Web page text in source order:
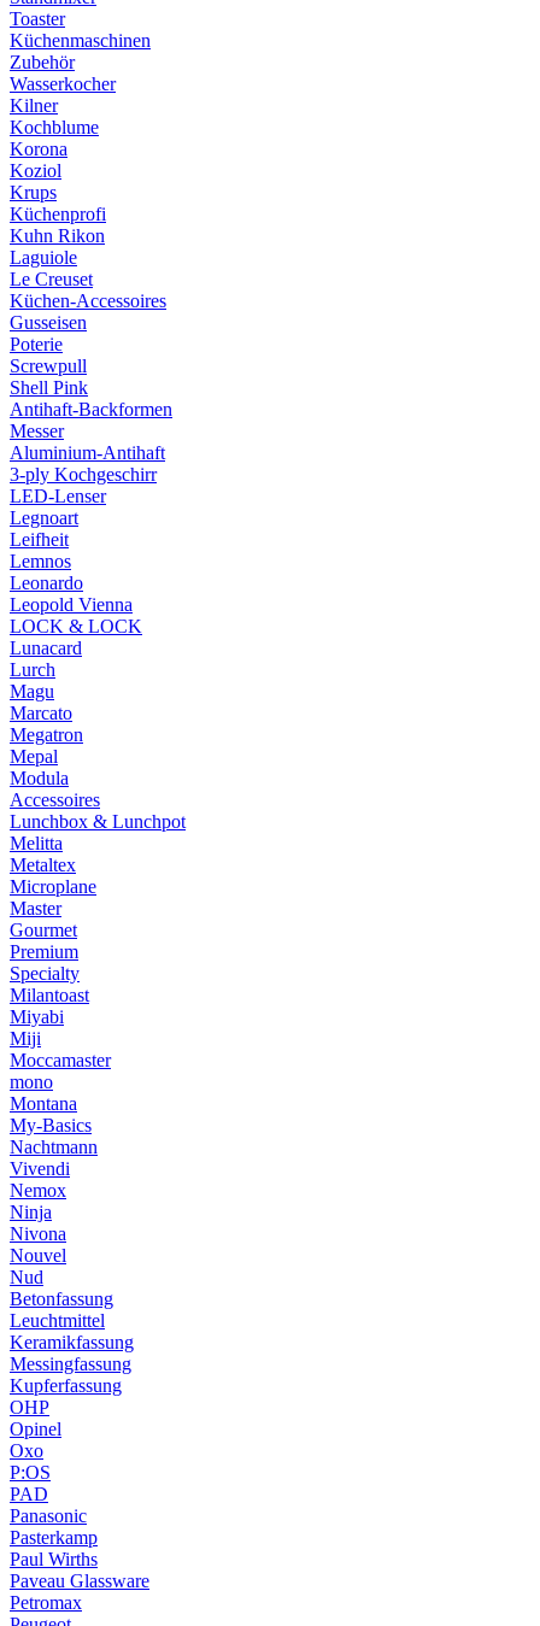
Toaster
Küchenmaschinen
Zubehör
Wasserkocher
Kilner
Kochblume
Korona
Koziol
Krups
Küchenprofi
Kuhn Rikon
Laguiole
Le Creuset
Küchen-Accessoires
Gusseisen
Poterie
Screwpull
Shell Pink
Antihaft-Backformen
Messer
Aluminium-Antihaft
3-ply Kochgeschirr
LED-Lenser
Legnoart
Leifheit
Lemnos
Leonardo
Leopold Vienna
LOCK & LOCK
Lunacard
Lurch
Magu
Marcato
Megatron
Mepal
Modula
Accessoires
Lunchbox & Lunchpot
Melitta
Metaltex
Microplane
Master
Gourmet
Premium
Specialty
Milantoast
Miyabi
Miji
Moccamaster
mono
Montana
My-Basics
Nachtmann
Vivendi
Nemox
Ninja
Nivona
Nouvel
Nud
Betonfassung
Leuchtmittel
Keramikfassung
Messingfassung
Kupferfassung
OHP
Opinel
Oxo
P:OS
PAD
Panasonic
Pasterkamp
Paul Wirths
Paveau Glassware
Petromax